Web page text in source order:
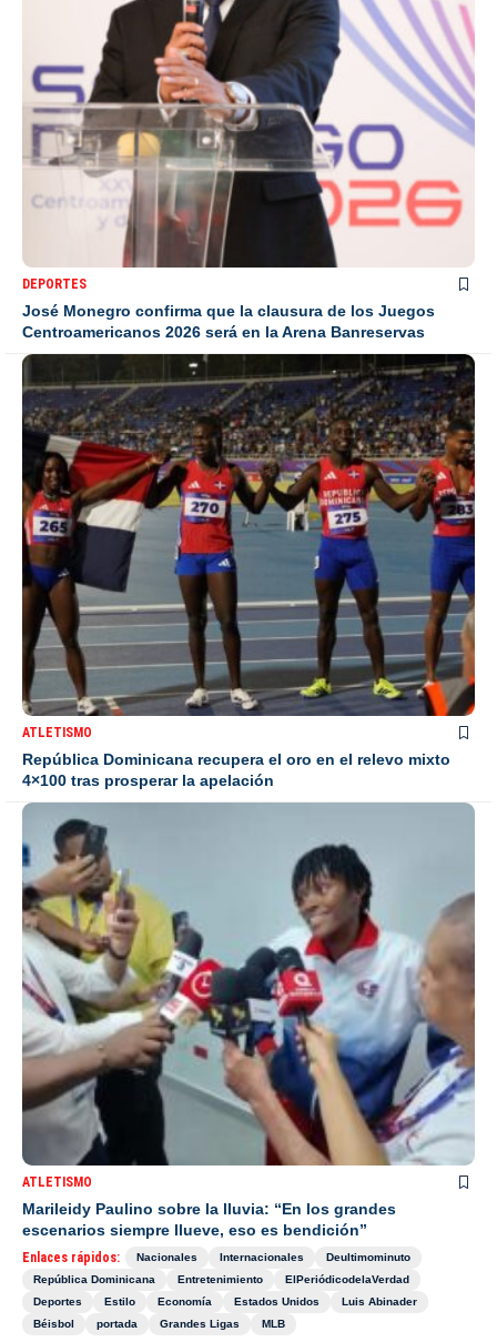
DEPORTES
José Monegro confirma que la clausura de los Juegos
Centroamericanos 2026 será en la Arena Banreservas
ATLETISMO
República Dominicana recupera el oro en el relevo mixto
4×100 tras prosperar la apelación
ATLETISMO
Marileidy Paulino sobre la lluvia: “En los grandes
escenarios siempre llueve, eso es bendición”
Enlaces rápidos: Nacionales Internacionales
Deultimominuto
República Dominicana
Entretenimiento
ElPeriódicodelaVerdad
Deportes
Estilo Economía Estados Unidos
Luis Abinader
Béisbol
portada Grandes Ligas MLB